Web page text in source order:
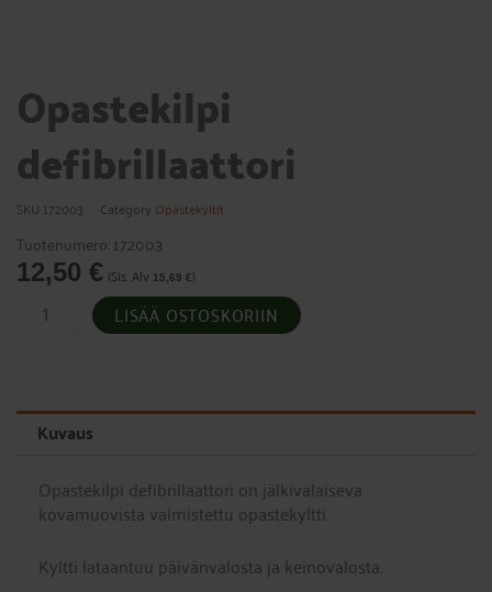
Opastekilpi
defibrillaattori
SKU 172003 Category Opastekyltit
Tuotenumero: 172003
12,50 € (Sis. Alv 15,69 €)
Opastekilpi
defibrillaattoriLISÄÄ OSTOSKORIIN
Kuvaus
Opastekilpi defibrillaattori on jälkivalaiseva
kovamuovista valmistettu opastekyltti.
Kyltti lataantuu päivänvalosta ja keinovalosta.